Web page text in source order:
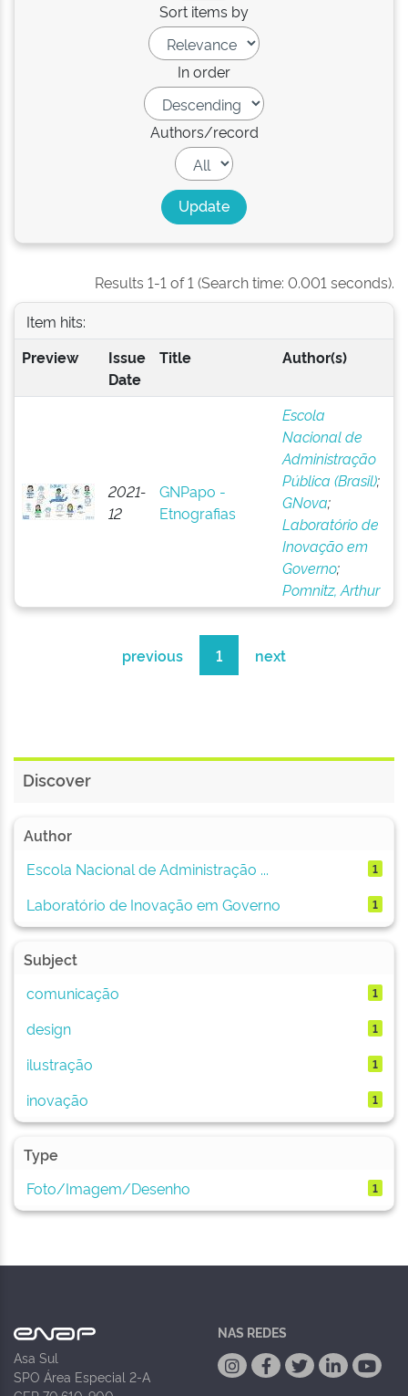
Sort items by
In order
Authors/record
Results 1-1 of 1 (Search time: 0.001 seconds).
Item hits:
Preview
Issue
Date
Title Author(s)
2021-
12
GNPapo -
Etnografias
Escola
Nacional de
Administração
Pública (Brasil);
GNova;
Laboratório de
Inovação em
Governo;
Pomnitz, Arthur
previous 1 next
Discover
Author
Escola Nacional de Administração ...
1
Laboratório de Inovação em Governo 1
Subject
comunicação
1
design 1
ilustração 1
inovação 1
Type
Foto/Imagem/Desenho
1
Asa Sul
SPO Área Especial 2-A
NAS REDES